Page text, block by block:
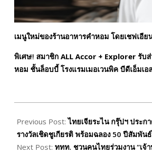
เมนูใหม่ของร้านอาหารคำหอม โดยเชฟเอี
พิเศษ!! สมาชิก ALL Accor + Explorer รับ
หอม ชั้นล็อบบี้ โรงแรมเมอเวนพิค บีดีเอ็มเอ
10-
12
Previous Post:ไทยเจียระไน กรุ๊ปฯ ประ
รางวัลเชิดชูเกียรติ พร้อมฉลอง 50 ปีสัมพัน
Next Post: ททท. ชวนคนไทยร่วมงาน “เจ้